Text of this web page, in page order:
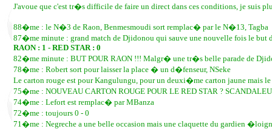
J'avoue que c'est tr�s difficile de faire un direct dans ces conditions, je suis
88�me : le N�3 de Raon, Benmesmoudi sort remplac� par le N�13, Tagba
87�me minute : grand match de Djidonou qui sauve une nouvelle fois le but
RAON : 1 - RED STAR : 0
82�me minute : BUT POUR RAON !!! Malgr� une tr�s belle parade de
78�me : Robert sort pour laisser la place � un d�fenseur, NSeke
Le carton rouge est pour Kangulungu, pour un deuxi�me carton jaune mais
75�me : NOUVEAU CARTON ROUGE POUR LE RED STAR ?
74�me : Lefort est remplac� par MBanza
72�me : toujours 0 - 0
71�me : Negreche a une belle occasion mais une claquette du gardien